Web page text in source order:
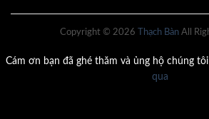
Copyright © 2026 Thạch BànAll
Cám ơn bạn đã ghé thăm và ủng hộ chúng
qua